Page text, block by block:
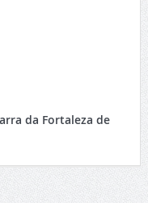
da Fortaleza de